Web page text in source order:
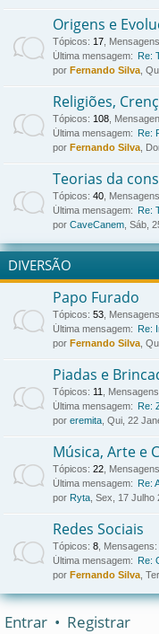
Origens e
Tópicos: 17, Mensagens
Última mensagem:
Re:
por Fernando Silva,
Religiões,
Tópicos: 108,
Última mensagem:
Re:
por Fernando Silva,
Teorias da
Tópicos: 40, Mensagens
Última mensagem:
Re:
por CaveCanem, Sáb,
DIVERSÃO
Papo Furado
Tópicos: 53, Mensagens
Última mensagem:
Re:
por Fernando Silva,
Piadas e
Tópicos: 11, Mensagens
Última mensagem:
Re:
por eremita, Qui, 22
Música, Arte e
Tópicos: 22, Mensagens
Última mensagem:
Re:
por Ryta, Sex, 17 Julho
Redes Sociais
Tópicos: 8, Mensagens:
Última mensagem:
Re:
por Fernando Silva,
Entrar • Registrar